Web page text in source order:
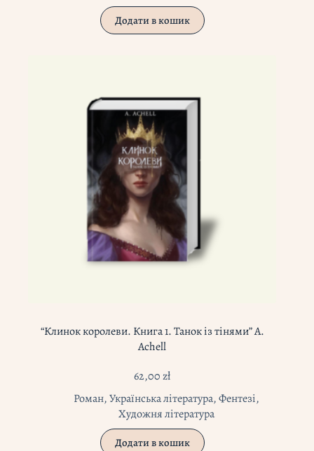
Додати в кошик
“Клинок королеви. Книга 1. Танок із тінями” А.
Achell
62,00zł
Роман,Українська література,Фентезі,
Художня література
Додати в кошик